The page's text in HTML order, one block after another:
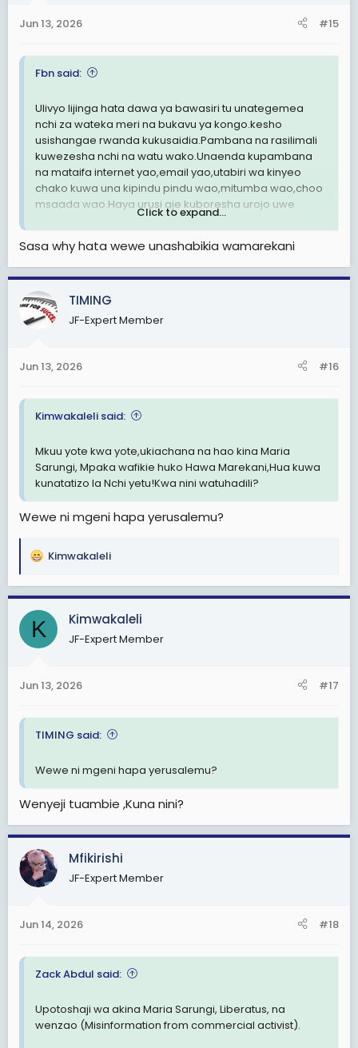
Jun 13, 2026
#15
Fbn said:
Ulivyo lijinga hata dawa ya bawasiri tu unategemea
nchi za wateka meri na bukavu ya kongo.kesho
usishangae rwanda kukusaidia.Pambana na rasilimali
kuwezesha nchi na watu wako.Unaenda kupambana
na mataifa internet yao,email yao,utabiri wa kinyeo
chako kuwa una kipindu pindu wao,mitumba wao,choo
msaada wao.Haya urusi aje kuboresha urojo uwe
mtamu kwa kutumia nyukria
Click to expand...
Sasa why hata wewe unashabikia wamarekani
TIMING
JF-Expert Member
Jun 13, 2026 #16
Kimwakaleli said:
Mkuu yote kwa yote,ukiachana na hao kina Maria
Sarungi, Mpaka wafikie huko Hawa Marekani,Hua kuwa
kunatatizo la Nchi yetu!Kwa nini watuhadili?
Wewe ni mgeni hapa yerusalemu?
R
a
c
i
s
Kimwakaleli
K Kimwakaleli
JF-Expert Member
Jun 13, 2026 #17
TIMING said:
Wewe ni mgeni hapa yerusalemu?
Wenyeji tuambie ,Kuna nini?
Mfikirishi
JF-Expert Member
Jun 14, 2026 #18
Zack Abdul said:
Upotoshaji wa akina Maria Sarungi, Liberatus, na
wenzao (Misinformation from commercial activist).